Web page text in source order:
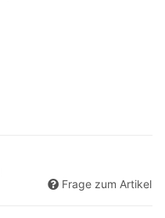
Frage zum Artikel